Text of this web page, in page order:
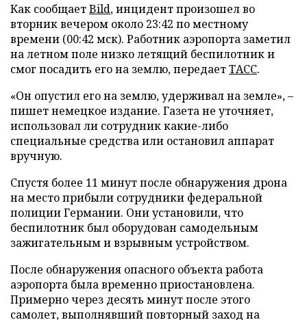
Как сообщаетBild, инцидент произошел во
вторник вечером около 23:42 по местному
времени (00:42 мск). Работник аэропорта заметил
на летном поле низко летящий беспилотник и
смог посадить его на землю, передаетТАСС.
«Он опустил его на землю, удерживал на земле», –
пишет немецкое издание. Газета не уточняет,
использовал ли сотрудник какие-либо
специальные средства или остановил аппарат
вручную.
Спустя более 11 минут после обнаружения дрона
на место прибыли сотрудники федеральной
полиции Германии. Они установили, что
беспилотник был оборудован самодельным
зажигательным и взрывным устройством.
После обнаружения опасного объекта работа
аэропорта была временно приостановлена.
Примерно через десять минут после этого
самолет, выполнявший повторный заход на